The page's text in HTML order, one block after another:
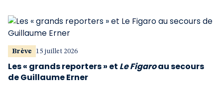
Brève 15 juillet 2026
Les « grands reporters » et Le Figaroau secours
de Guillaume Erner